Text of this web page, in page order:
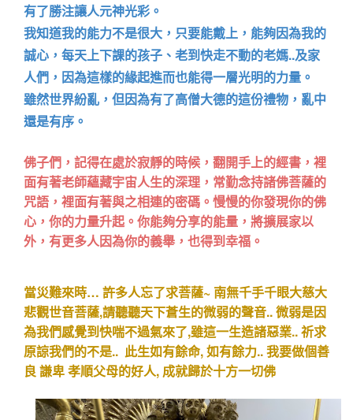
有了勝注讓人元神光彩。
我知道我的能力不是很大，只要能戴上，能夠因為我的
誠心，每天上下課的孩子、老到快走不動的老媽..及家
人們，因為這樣的緣起進而也能得一層光明的力量。
雖然世界紛亂，但因為有了高僧大德的這份禮物，亂中
還是有序。
佛子們，記得在處於寂靜的時候，翻開手上的經書，裡
面有著老師蘊藏宇宙人生的深理，常勤念持諸佛菩薩的
咒語，裡面有著與之相連的密碼。慢慢的你發現你的佛
心，你的力量升起。你能夠分享的能量，將擴展家以
外，有更多人因為你的義舉，也得到幸福。
當災難來時… 許多人忘了求菩薩~ 南無千手千眼大慈大
悲觀世音菩薩,請聽聽天下蒼生的微弱的聲音.. 微弱是因
為我們感覺到快喘不過氣來了,雖這一生造諸惡業.. 祈求
原諒我們的不是.. 此生如有餘命, 如有餘力.. 我要做個善
良 謙卑 孝順父母的好人, 成就歸於十方一切佛